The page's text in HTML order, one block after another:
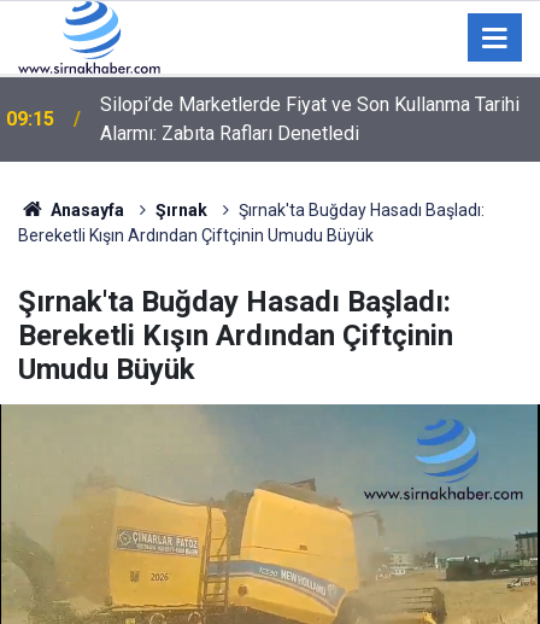
09:15
Silopi’de Marketlerde Fiyat ve Son Kullanma Tarihi
Alarmı: Zabıta Rafları Denetledi
08:15 Demir sopalı, taşlı kavga: 1 yaralı
Anasayfa Şırnak
Şırnak'ta Buğday Hasadı Başladı:
Bereketli Kışın Ardından Çiftçinin Umudu Büyük
Şırnak'ta Buğday Hasadı Başladı:
Bereketli Kışın Ardından Çiftçinin
Umudu Büyük